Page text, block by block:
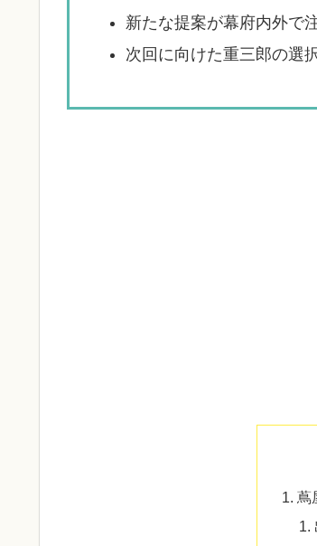
新たな提案が幕府内外で
次回に向けた重三郎の選
蔦